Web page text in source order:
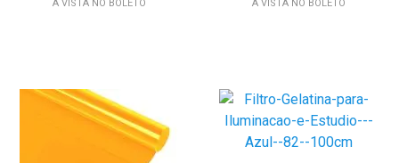
À VISTA NO BOLETO À VISTA NO BOLETO